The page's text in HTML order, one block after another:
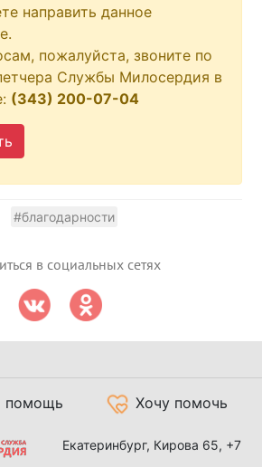
направить данное
пожалуйста, звоните по
Службы Милосердия в
(343) 200-07-04
#благодарности
в социальных сетях
помощь Хочу помочь
Екатеринбург, Кирова 65, +7